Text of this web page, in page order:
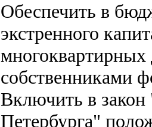
Обеспечить в
экстренного
многоквартирных
собственниками
Включить в
Петербурга"